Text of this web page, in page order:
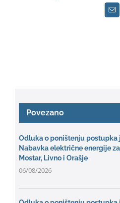
Povezano
Odluka o poništenju postupka
Nabavka električne energije
Mostar, Livno i Orašje
06/08/2026